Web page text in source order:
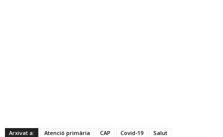
Arxivat a: Atenció primària CAP Covid-19 Salut